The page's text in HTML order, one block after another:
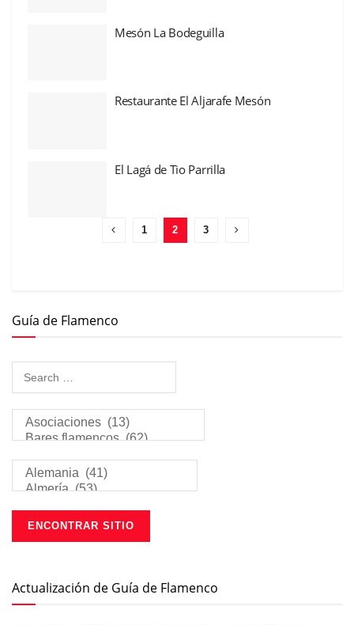
Mesón La Bodeguilla
Restaurante El Aljarafe Mesón
El Lagá de Tio Parrilla
1 2 3
Guía de Flamenco
Actualización de Guía de Flamenco